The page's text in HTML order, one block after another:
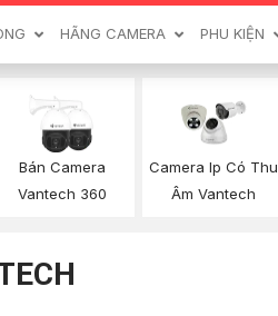
HÃNG CAMERA PHU KIỆN
Bán Camera
Vantech 360
Camera Ip Có Thu
Âm Vantech